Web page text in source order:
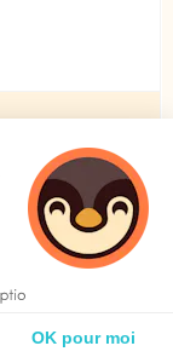
OK pour moi